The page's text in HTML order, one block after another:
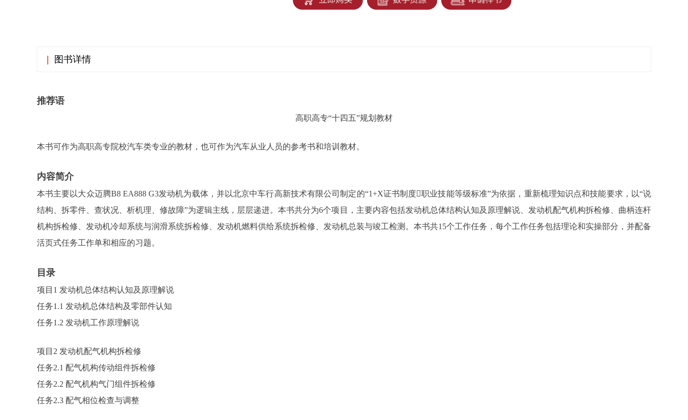
推荐语
高职高专“十四五”规划教材
本书可作为高职高专院校汽车类专业的教材，也可作为汽车从业人员的参考书和培训教材。
内容简介
本书主要以大众迈腾B8 EA888 G3发动机为载体，并以北京中车行高新技术有限公司制定的“1+X证书制度职业技能等级标准”为依据，重新梳理知识点和技能要求，以“说
结构、拆零件、查状况、析机理、修故障”为逻辑主线，层层递进。本书共分为6个项目，主要内容包括发动机总体结构认知及原理解说、发动机配气机构拆检修、曲柄连杆
机构拆检修、发动机冷却系统与润滑系统拆检修、发动机燃料供给系统拆检修、发动机总装与竣工检测。本书共15个工作任务，每个工作任务包括理论和实操部分，并配备
活页式任务工作单和相应的习题。
目录
项目1 发动机总体结构认知及原理解说
任务1.1 发动机总体结构及零部件认知
任务1.2 发动机工作原理解说
项目2 发动机配气机构拆检修
任务2.1 配气机构传动组件拆检修
任务2.2 配气机构气门组件拆检修
任务2.3 配气相位检查与调整
图书详情